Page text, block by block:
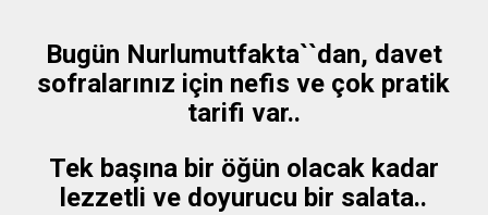
Bugün Nurlumutfakta``dan, davet
sofralarınız için nefis ve çok pratik
tarifi var..
Tek başına bir öğün olacak kadar
lezzetli ve doyurucu bir salata..